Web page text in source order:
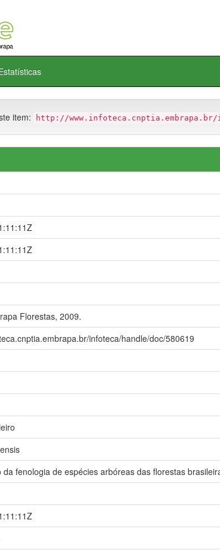
item: http://www.infoteca.cnptia.embrapa.br/
Florestas, 2009.
infoteca/handle/doc/580619
da fenologia de espécies arbóreas das florestas